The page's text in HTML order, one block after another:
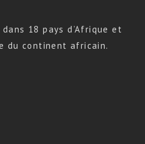
18 pays d’Afrique et
du continent africain.